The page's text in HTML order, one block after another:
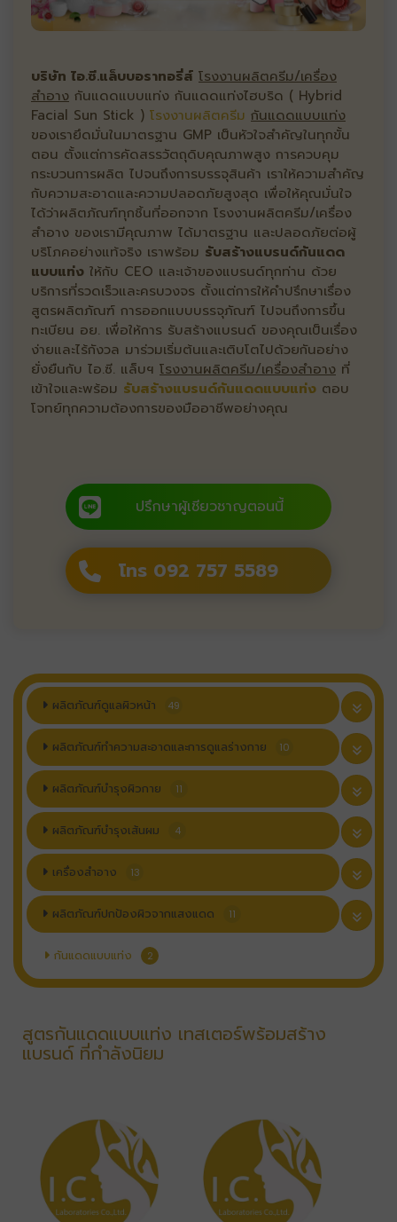
บริษัท ไอ.ซี.แล็บบอราทอรี่ส์ โรงงานผลิตครีม/เครื่อง
สำอาง กันแดดแบบแท่ง กันแดดแท่งไฮบริด ( Hybrid
Facial Sun Stick ) โรงงานผลิตครีม กันแดดแบบแท่ง
ของเรายึดมั่นในมาตรฐาน GMP เป็นหัวใจสำคัญในทุกขั้น
ตอน ตั้งแต่การคัดสรรวัตถุดิบคุณภาพสูง การควบคุม
กระบวนการผลิต ไปจนถึงการบรรจุสินค้า เราให้ความสำคัญ
กับความสะอาดและความปลอดภัยสูงสุด เพื่อให้คุณมั่นใจ
ได้ว่าผลิตภัณฑ์ทุกชิ้นที่ออกจาก โรงงานผลิตครีม/เครื่อง
สำอาง ของเรามีคุณภาพ ได้มาตรฐาน และปลอดภัยต่อผู้
บริโภคอย่างแท้จริง เราพร้อม รับสร้างแบรนด์กันแดด
แบบแท่ง ให้กับ CEO และเจ้าของแบรนด์ทุกท่าน ด้วย
บริการที่รวดเร็วและครบวงจร ตั้งแต่การให้คำปรึกษาเรื่อง
สูตรผลิตภัณฑ์ การออกแบบบรรจุภัณฑ์ ไปจนถึงการขึ้น
ทะเบียน อย. เพื่อให้การ รับสร้างแบรนด์ ของคุณเป็นเรื่อง
ง่ายและไร้กังวล มาร่วมเริ่มต้นและเติบโตไปด้วยกันอย่าง
ยั่งยืนกับ ไอ.ซี. แล็บฯ โรงงานผลิตครีม/เครื่องสำอาง ที่
เข้าใจและพร้อม รับสร้างแบรนด์กันแดดแบบแท่ง ตอบ
โจทย์ทุกความต้องการของมืออาชีพอย่างคุณ
ปรึกษาผู้เชียวชาญตอนนี้
โทร 092 757 5589
ผลิตภัณฑ์ดูแลผิวหน้า 49
ผลิตภัณฑ์ทำความสะอาดและการดูแลร่างกาย 10
ผลิตภัณฑ์บำรุงผิวกาย 11
ผลิตภัณฑ์บำรุงเส้นผม 4
เครื่องสำอาง 13
ผลิตภัณฑ์ปกป้องผิวจากแสงแดด 11
กันแดดแบบแท่ง 2
สูตรกันแดดแบบแท่ง เทสเตอร์พร้อมสร้าง
แบรนด์ ที่กำลังนิยม